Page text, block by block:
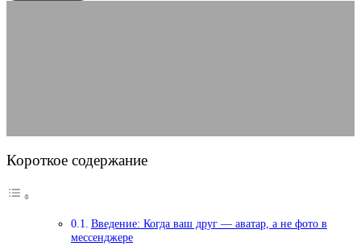
Короткое содержание
Введение: Когда ваш друг — аватар, а не фото в
мессенджере